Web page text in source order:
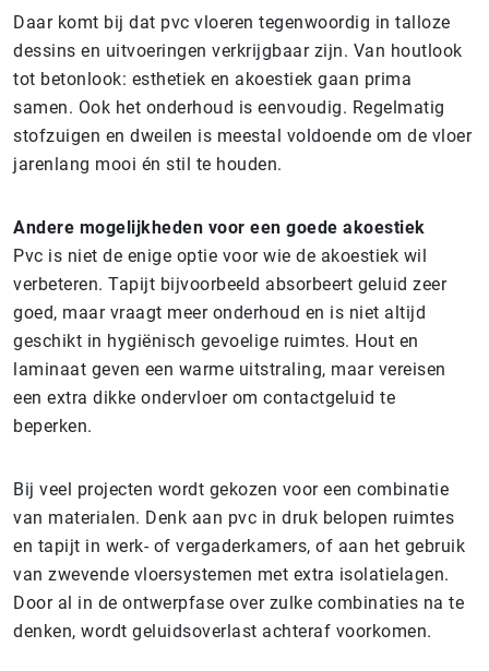
Daar komt bij dat pvc vloeren tegenwoordig in talloze
dessins en uitvoeringen verkrijgbaar zijn. Van houtlook
tot betonlook: esthetiek en akoestiek gaan prima
samen. Ook het onderhoud is eenvoudig. Regelmatig
stofzuigen en dweilen is meestal voldoende om de vloer
jarenlang mooi én stil te houden.
Andere mogelijkheden voor een goede akoestiek
Pvc is niet de enige optie voor wie de akoestiek wil
verbeteren. Tapijt bijvoorbeeld absorbeert geluid zeer
goed, maar vraagt meer onderhoud en is niet altijd
geschikt in hygiënisch gevoelige ruimtes. Hout en
laminaat geven een warme uitstraling, maar vereisen
een extra dikke ondervloer om contactgeluid te
beperken.
Bij veel projecten wordt gekozen voor een combinatie
van materialen. Denk aan pvc in druk belopen ruimtes
en tapijt in werk- of vergaderkamers, of aan het gebruik
van zwevende vloersystemen met extra isolatielagen.
Door al in de ontwerpfase over zulke combinaties na te
denken, wordt geluidsoverlast achteraf voorkomen.